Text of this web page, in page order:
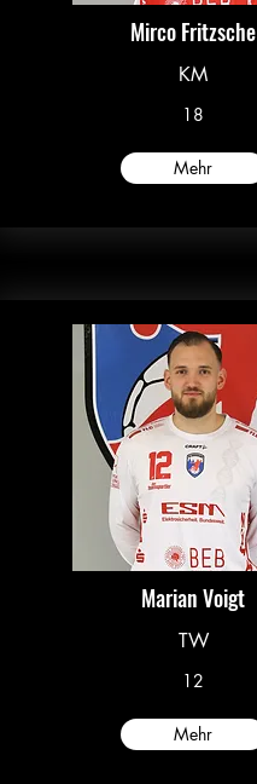
Mirco Fritzsche
KM
18
Mehr
Marian Voigt
TW
12
Mehr